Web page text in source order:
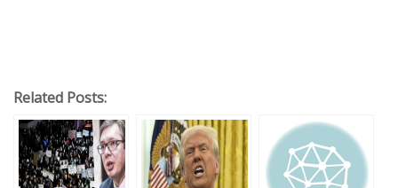
Related Posts: